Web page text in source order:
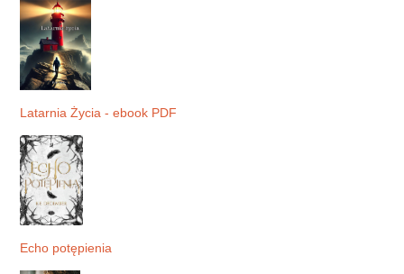
Latarnia Życia - ebook PDF
Echo potępienia